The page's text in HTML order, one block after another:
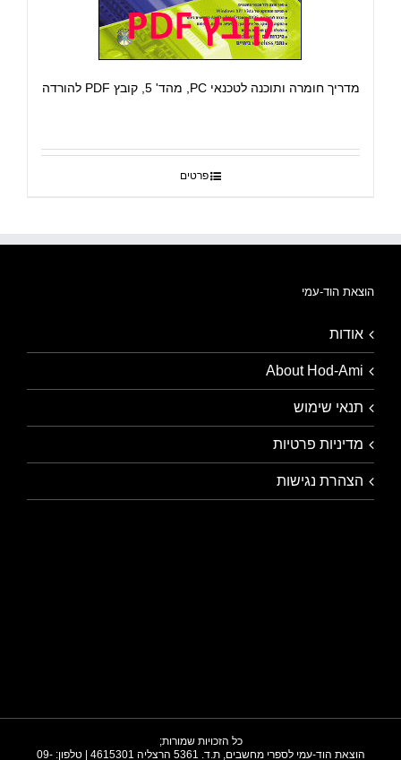
מדריך חומרה ותוכנה לטכנאי PC, מהד' 5, קובץ PDF להורדה
פרטים
הוצאת הוד-עמי
אודות
About Hod-Ami
תנאי שימוש
מדיניות פרטיות
הצהרת נגישות
כל הזכויות שמורות;
הוצאת הוד-עמי לספרי מחשבים, ת.ד. 5361 הרצליה 4615301 | טלפון: 09-